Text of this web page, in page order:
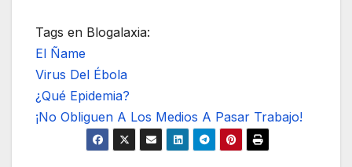
Tags en Blogalaxia:
El Ñame
Virus Del Ébola
¿Qué Epidemia?
¡No Obliguen A Los Medios A Pasar Trabajo!